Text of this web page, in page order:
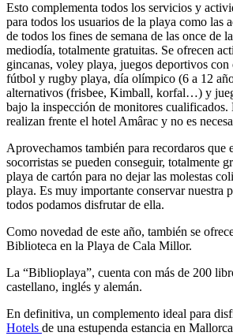
Esto complementa todos los servicios y
para todos los usuarios de la playa como las
de todos los fines de semana de las once de
mediodía, totalmente gratuitas. Se ofrecen
gincanas, voley playa, juegos deportivos
fútbol y rugby playa, día olímpico (6 a 12
alternativos (frisbee, Kimball, korfal…) y
bajo la inspección de monitores cualificados.
realizan frente el hotel Amârac y no es
Aprovechamos también para recordaros que
socorristas se pueden conseguir, totalmente
playa de cartón para no dejar las molestas
playa. Es muy importante conservar nuestra
todos podamos disfrutar de ella.
Como novedad de este año, también se
Biblioteca en la Playa de Cala Millor.
La “Biblioplaya”, cuenta con más de 200
castellano, inglés y alemán.
En definitiva, un complemento ideal para
Hotels de una estupenda estancia en